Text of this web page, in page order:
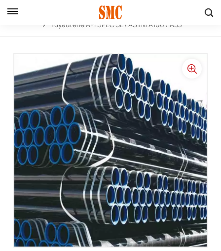
Produits
Tuyau API 5L A106 A53
Tuyauterie API SPEC 5L / ASTM A106 / A53